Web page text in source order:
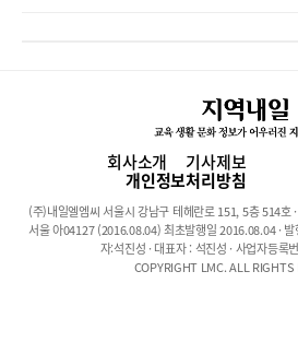
스폿(물 때)을 만들게 된다.평촌오토 세
양평촌점의 워싱존에는 전 베이 폼캐논
와 하부세차도 할 수 있다. 워싱존 바닥은
링클러와 세차 진행시 발생되는 오수를
있다. 워싱존에서는 예비세척, 거품솔,
이 있는데 다른 세차장과 다른 점은 프리
을 고객의 차량 상태에 맞게 선택하여 이
이온이 들어가 있어 경수 또는 연수로 구
산, 철, 규산, 염소, 암모니아 등이 함유된
수로 이루어져 있다. 수돗물에 함유된 성
에 차이가 있기 때문에 수돗물은 세차를
그런 성분이 있는 물은 자연 건조될 때
때)을 만들게 된다.눈 오는 겨울철, 고압
결!평촌오토 세진디테일링 셀프세차장
회사소개 기사제보
개인정보처리방침
(주)내일엘엠씨 서울시 강남구 테헤란로 151, 5층 514호
서울 아04127 (2016.08.04) 최초발행일 2016.08.04 · 발
자:석진성 · 대표자 : 석진성 · 사업자등
COPYRIGHT LMC. ALL RIGHTS